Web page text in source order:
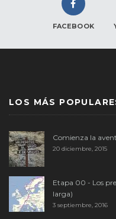
FACEBOOK
LOS MÁS
Comienza la
20 diciembre, 2015
Etapa 00 - Los
larga)
3 septiembre, 2016